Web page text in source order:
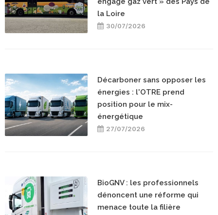
la Loire
30/07/2026
Décarboner sans opposer les
énergies : l'OTRE prend
position pour le mix-
énergétique
27/07/2026
BioGNV : les professionnels
dénoncent une réforme qui
menace toute la filière